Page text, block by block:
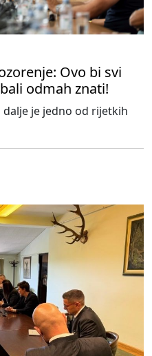
Ovo bi svi
odmah znati!
je jedno od rijetkih